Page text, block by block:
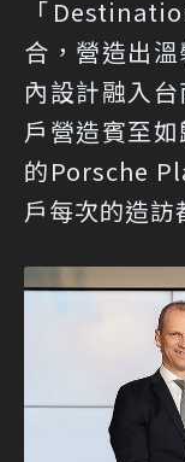
「
合，營造出
內設計融入
戶營造賓至
的Porsche
戶每次的造訪